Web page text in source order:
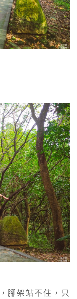
腳架站不住，只